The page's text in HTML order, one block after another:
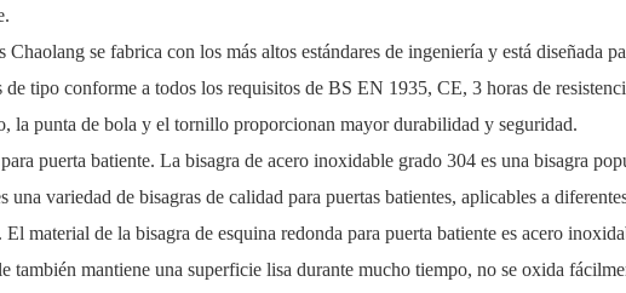
Chaolang se fabrica con los más altos estándares de ingeniería y está diseñada
tipo conforme a todos los requisitos de BS EN 1935, CE, 3 horas de
la punta de bola y el tornillo proporcionan mayor durabilidad y seguridad.
puerta batiente. La bisagra de acero inoxidable grado 304 es una bisagra
una variedad de bisagras de calidad para puertas batientes, aplicables a
El material de la bisagra de esquina redonda para puerta batiente es acero
mantiene una superficie lisa durante mucho tiempo, no se oxida